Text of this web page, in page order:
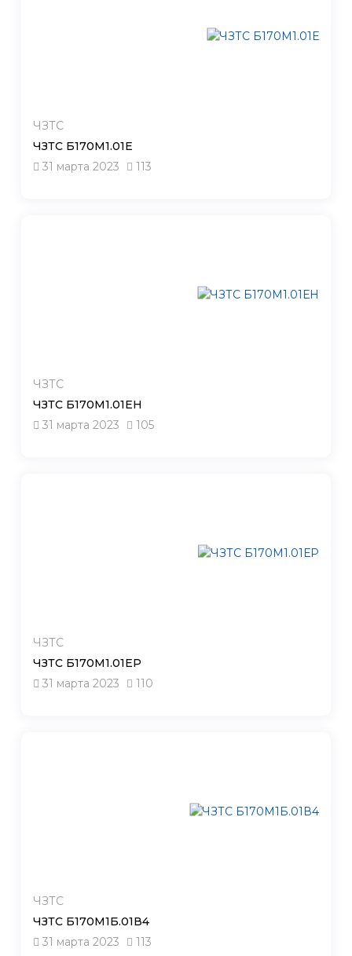
ЧЗТС
ЧЗТС Б170М1.01Е
31 марта 2023
113
ЧЗТС
ЧЗТС Б170М1.01ЕН
31 марта 2023
105
ЧЗТС
ЧЗТС Б170М1.01ЕР
31 марта 2023
110
ЧЗТС
ЧЗТС Б170М1Б.01В4
31 марта 2023
113